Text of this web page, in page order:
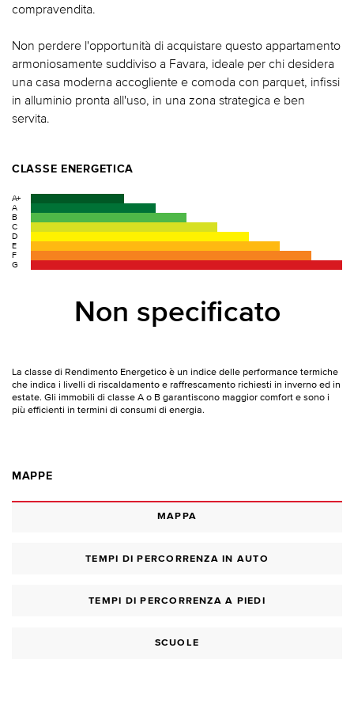
compravendita.
Non perdere l'opportunità di acquistare questo appartamento
armoniosamente suddiviso a Favara, ideale per chi desidera
una casa moderna accogliente e comoda con parquet, infissi
in alluminio pronta all'uso, in una zona strategica e ben
servita.
CLASSE ENERGETICA
A+
A
B
C
D
E
F
G
Non specificato
La classe di Rendimento Energetico è un indice delle performance termiche
che indica i livelli di riscaldamento e raffrescamento richiesti in inverno ed in
estate. Gli immobili di classe A o B garantiscono maggior comfort e sono i
più efficienti in termini di consumi di energia.
MAPPE
MAPPA
TEMPI DI PERCORRENZA IN AUTO
TEMPI DI PERCORRENZA A PIEDI
SCUOLE